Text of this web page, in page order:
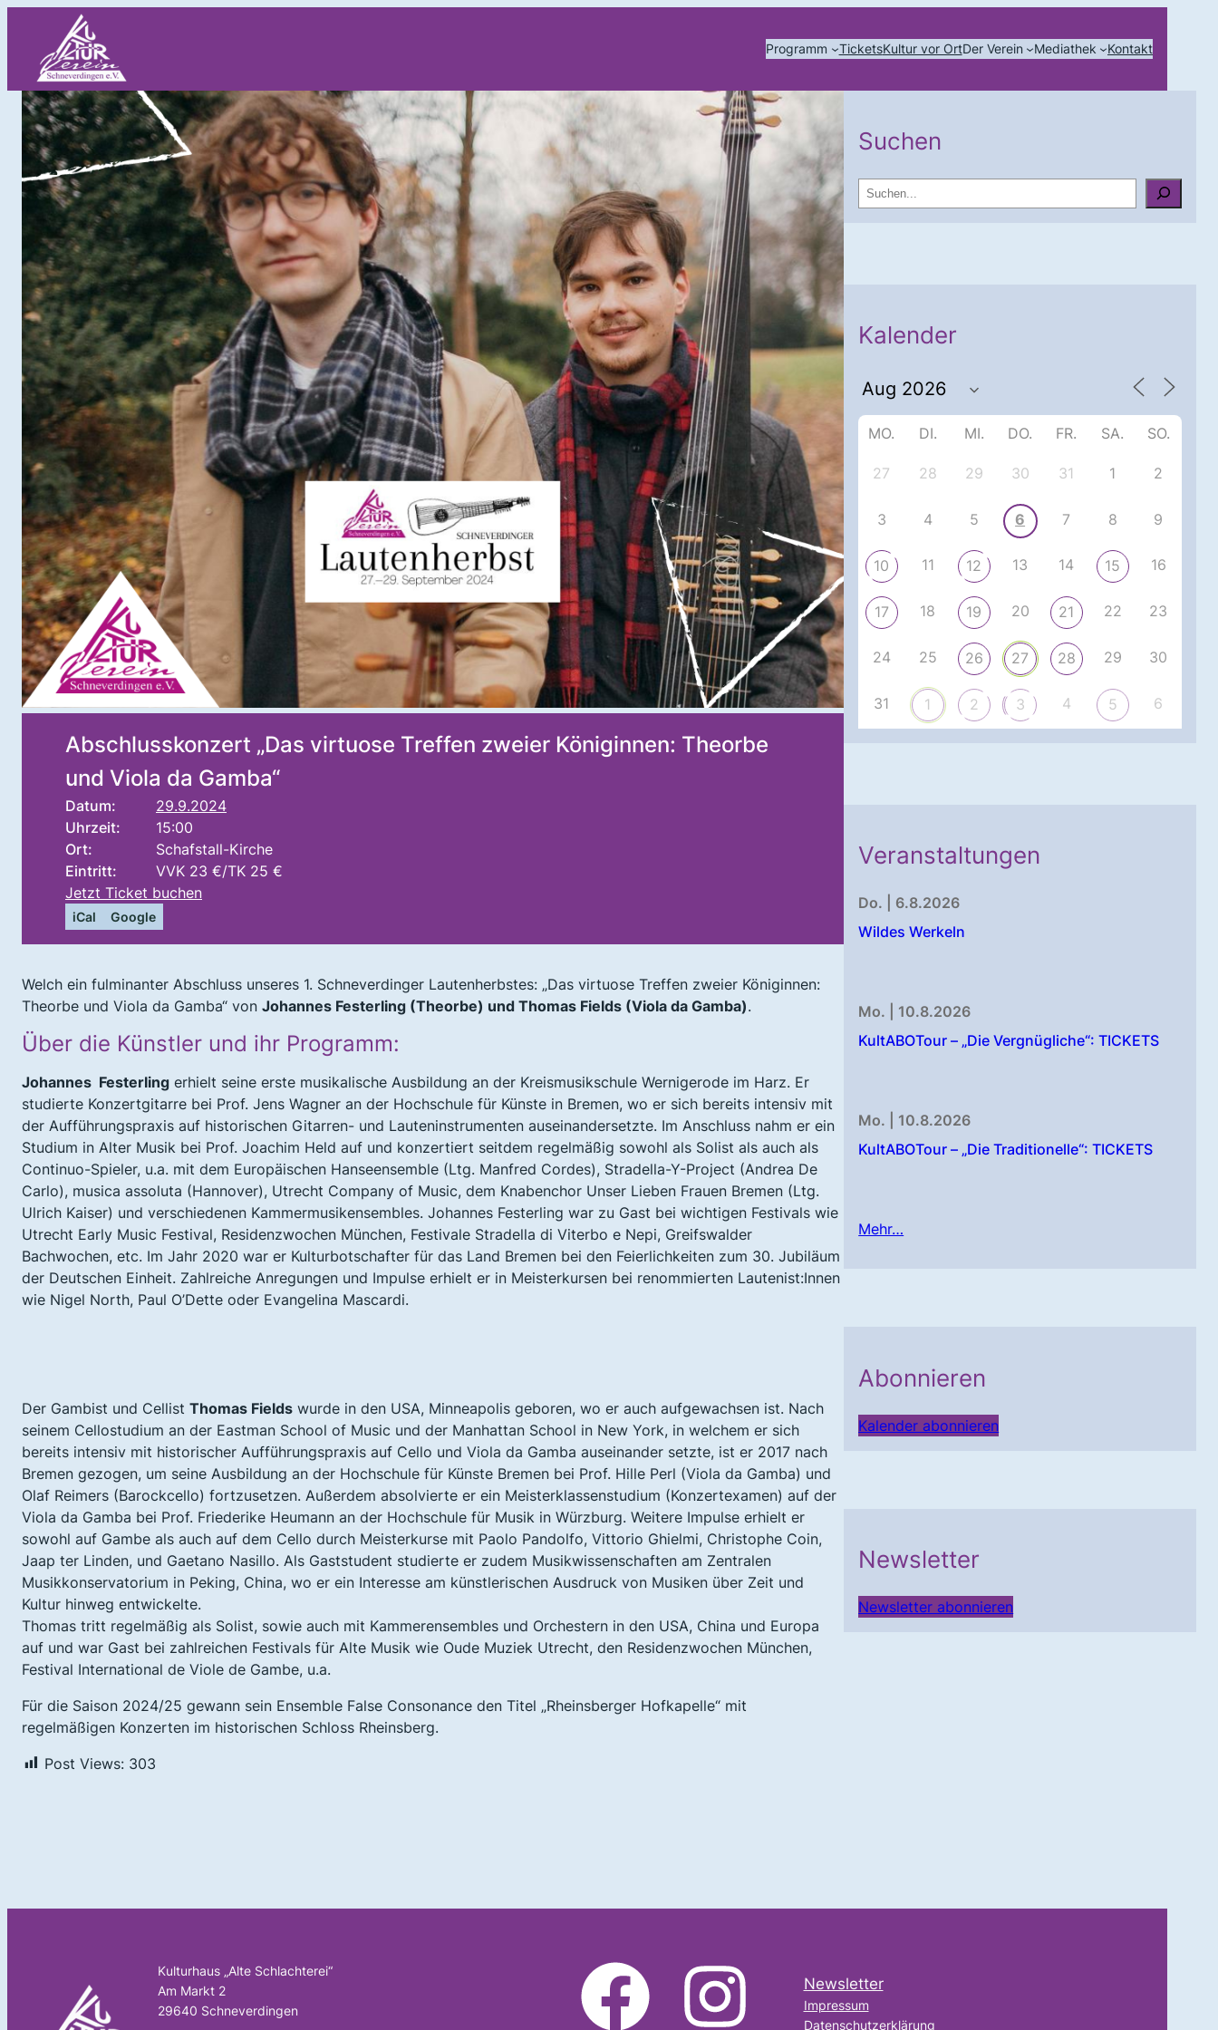
Programm TicketsKultur vor OrtDer Verein Mediathek Kontakt
Abschlusskonzert „Das virtuose Treffen zweier Königinnen: Theorbe
und Viola da Gamba“
Datum:
29.9.2024
Uhrzeit:
15:00
Ort:
Schafstall-Kirche
Eintritt:
VVK 23 €/TK 25 €
Jetzt Ticket buchen
iCal Google
Welch ein fulminanter Abschluss unseres 1. Schneverdinger Lautenherbstes: „Das virtuose Treffen zweier Königinnen:
Theorbe und Viola da Gamba“ von Johannes Festerling (Theorbe) und Thomas Fields (Viola da Gamba).
Über die Künstler und ihr Programm:
Johannes Festerling erhielt seine erste musikalische Ausbildung an der Kreismusikschule Wernigerode im Harz. Er
studierte Konzertgitarre bei Prof. Jens Wagner an der Hochschule für Künste in Bremen, wo er sich bereits intensiv mit
der Aufführungspraxis auf historischen Gitarren- und Lauteninstrumenten auseinandersetzte. Im Anschluss nahm er ein
Studium in Alter Musik bei Prof. Joachim Held auf und konzertiert seitdem regelmäßig sowohl als Solist als auch als
Continuo-Spieler, u.a. mit dem Europäischen Hanseensemble (Ltg. Manfred Cordes), Stradella-Y-Project (Andrea De
Carlo), musica assoluta (Hannover), Utrecht Company of Music, dem Knabenchor Unser Lieben Frauen Bremen (Ltg.
Ulrich Kaiser) und verschiedenen Kammermusikensembles. Johannes Festerling war zu Gast bei wichtigen Festivals wie
Utrecht Early Music Festival, Residenzwochen München, Festivale Stradella di Viterbo e Nepi, Greifswalder
Bachwochen, etc. Im Jahr 2020 war er Kulturbotschafter für das Land Bremen bei den Feierlichkeiten zum 30. Jubiläum
der Deutschen Einheit. Zahlreiche Anregungen und Impulse erhielt er in Meisterkursen bei renommierten Lautenist:Innen
wie Nigel North, Paul O’Dette oder Evangelina Mascardi.
Der Gambist und Cellist Thomas Fields wurde in den USA, Minneapolis geboren, wo er auch aufgewachsen ist. Nach
seinem Cellostudium an der Eastman School of Music und der Manhattan School in New York, in welchem er sich
bereits intensiv mit historischer Aufführungspraxis auf Cello und Viola da Gamba auseinander setzte, ist er 2017 nach
Bremen gezogen, um seine Ausbildung an der Hochschule für Künste Bremen bei Prof. Hille Perl (Viola da Gamba) und
Olaf Reimers (Barockcello) fortzusetzen. Außerdem absolvierte er ein Meisterklassenstudium (Konzertexamen) auf der
Viola da Gamba bei Prof. Friederike Heumann an der Hochschule für Musik in Würzburg. Weitere Impulse erhielt er
sowohl auf Gambe als auch auf dem Cello durch Meisterkurse mit Paolo Pandolfo, Vittorio Ghielmi, Christophe Coin,
Jaap ter Linden, und Gaetano Nasillo. Als Gaststudent studierte er zudem Musikwissenschaften am Zentralen
Musikkonservatorium in Peking, China, wo er ein Interesse am künstlerischen Ausdruck von Musiken über Zeit und
Kultur hinweg entwickelte.
Thomas tritt regelmäßig als Solist, sowie auch mit Kammerensembles und Orchestern in den USA, China und Europa
auf und war Gast bei zahlreichen Festivals für Alte Musik wie Oude Muziek Utrecht, den Residenzwochen München,
Festival International de Viole de Gambe, u.a.
Für die Saison 2024/25 gewann sein Ensemble False Consonance den Titel „Rheinsberger Hofkapelle“ mit
regelmäßigen Konzerten im historischen Schloss Rheinsberg.
Post Views: 303
Suchen
u
Kalender
MO. DI. MI. DO. FR. SA. SO.
27 28 29 30 31 1 2
3 4 5 6 7 8 9
10 11 12 13 14 15 16
17 18 19 20 21 22 23
24 25 26 27 28 29 30
31 1 2 3 4 5 6
Veranstaltungen
Do. | 6.8.2026
Wildes Werkeln
Mo. | 10.8.2026
KultABOTour – „Die Vergnügliche“: TICKETS
Mo. | 10.8.2026
KultABOTour – „Die Traditionelle“: TICKETS
Mehr…
Abonnieren
Kalender abonnieren
Newsletter
Newsletter abonnieren
Kulturhaus „Alte Schlachterei“
Am Markt 2
29640 Schneverdingen
facebook Instagram Newsletter
Impressum
Datenschutzerklärung